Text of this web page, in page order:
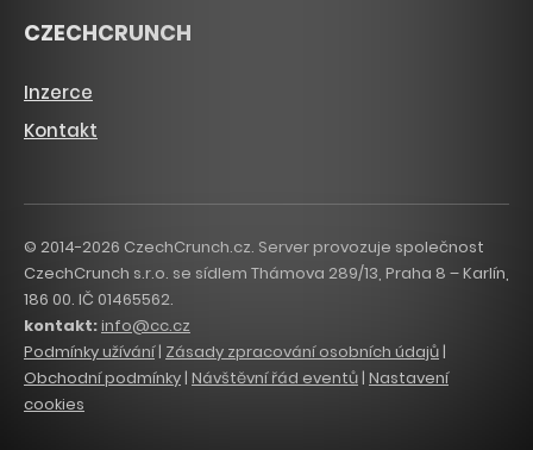
CZECHCRUNCH
Inzerce
Kontakt
© 2014-2026 CzechCrunch.cz. Server provozuje společnost
CzechCrunch s.r.o. se sídlem Thámova 289/13, Praha 8 – Karlín,
186 00. IČ 01465562.
kontakt:info@cc.cz
Podmínky užívání| Zásady zpracování osobních údajů|
Obchodní podmínky| Návštěvní řád eventů | Nastavení
cookies